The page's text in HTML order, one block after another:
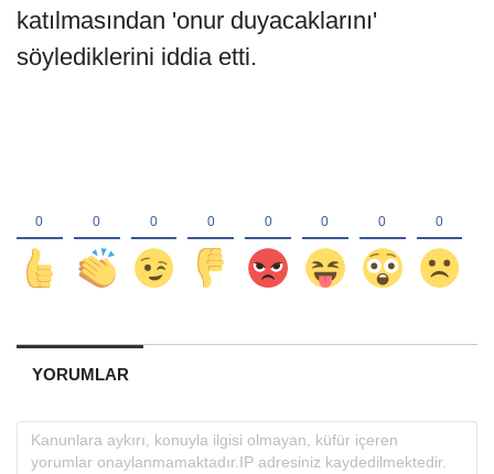
katılmasından 'onur duyacaklarını'
söylediklerini iddia etti.
YORUMLAR